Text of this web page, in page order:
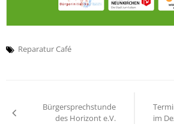
Reparatur Café
Bürgersprechstunde
des Horizont e.V.
im